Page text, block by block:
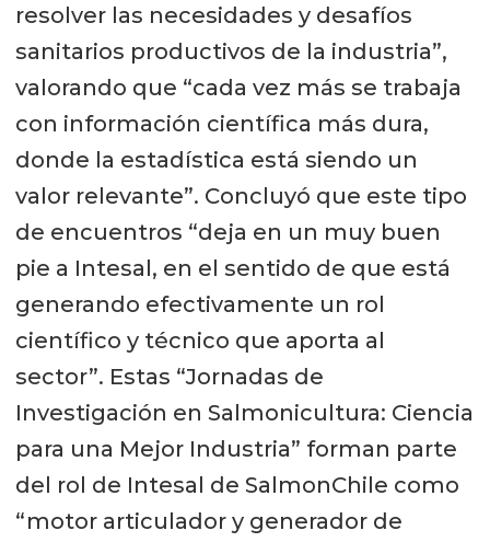
resolver las necesidades y desafíos
sanitarios productivos de la industria”,
valorando que “cada vez más se trabaja
con información científica más dura,
donde la estadística está siendo un
valor relevante”. Concluyó que este tipo
de encuentros “deja en un muy buen
pie a Intesal, en el sentido de que está
generando efectivamente un rol
científico y técnico que aporta al
sector”. Estas “Jornadas de
Investigación en Salmonicultura: Ciencia
para una Mejor Industria” forman parte
del rol de Intesal de SalmonChile como
“motor articulador y generador de